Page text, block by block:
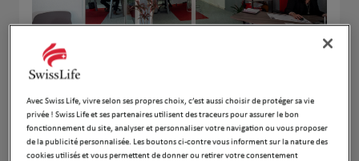
Votre agence Swiss Life à CHARENTON LE PONT est
votre partenaire de confiance pour toutes vos
assurances. Située à CHARENTON LE PONT, notre
agence vous propose une gamme complète de produits
Avec Swiss Life, vivre selon ses propres choix, c’est aussi choisir de protéger sa vie
privée ! Swiss Life et ses partenaires utilisent des traceurs pour assurer le bon
fonctionnement du site, analyser et personnaliser votre navigation ou vous proposer
de la publicité personnalisée. Les boutons ci-contre vous informent sur la nature des
cookies utilisés et vous permettent de donner ou retirer votre consentement